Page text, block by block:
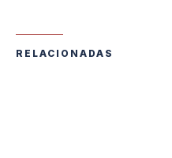
RELACIONADAS